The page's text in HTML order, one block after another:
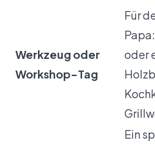
Werkzeug oder
Workshop-Tag
Für
oder
Ein